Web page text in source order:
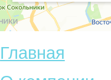
Главная